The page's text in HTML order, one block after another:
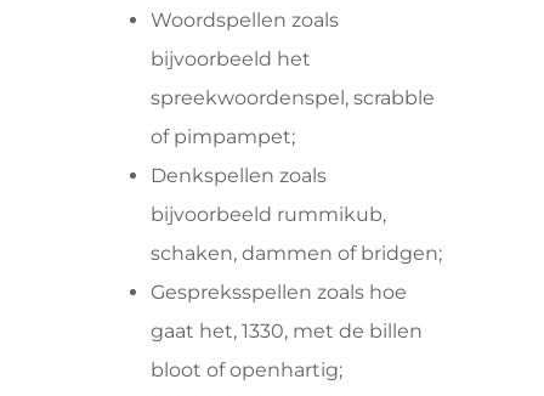
Woordspellen zoals
bijvoorbeeld het
spreekwoordenspel, scrabble
of pimpampet;
Denkspellen zoals
bijvoorbeeld rummikub,
schaken, dammen of bridgen;
Gespreksspellen zoals hoe
gaat het, 1330, met de billen
bloot of openhartig;